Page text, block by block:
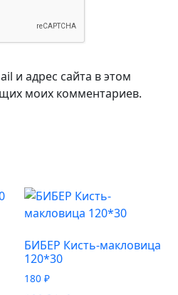
и адрес сайта в этом
моих комментариев.
БИБЕР Кисть-макловица
120*30
180₽